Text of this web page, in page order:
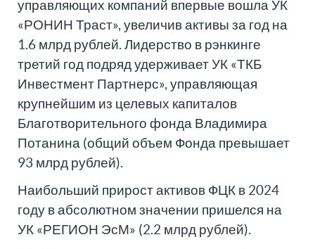
управляющих компаний впервые вошла УК
«РОНИН Траст», увеличив активы за год на
1.6 млрд рублей. Лидерство в рэнкинге
третий год подряд удерживает УК «ТКБ
Инвестмент Партнерс», управляющая
крупнейшим из целевых капиталов
Благотворительного фонда Владимира
Потанина (общий объем Фонда превышает
93 млрд рублей).
Наибольший прирост активов ФЦК в 2024
году в абсолютном значении пришелся на
УК «РЕГИОН ЭсМ» (2.2 млрд рублей).